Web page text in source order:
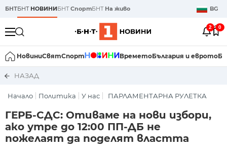
БНТБНТ НОВИНИБНТСпортБНТ На живо BG
2 0
НовиниСвятСпорт ВреметоБългария и еврото
НАЗАД
Начало Политика У нас ПАРЛАМЕНТАРНА РУЛЕТКА
ГЕРБ-СДС: Отиваме на нови избори,
ако утре до 12:00 ПП-ДБ не
пожелаят да поделят властта